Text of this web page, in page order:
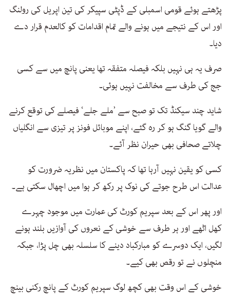
پڑھتے ہوئے قومی اسمبلی کے ڈپٹی سپیكر كی تین اپریل كی رولنگ
اور اس كے نتیجے میں ہونے والے تمام اقدامات كو كالعدم قرار دے
دیا۔
صرف یہ ہی نہیں بلكہ فیصلہ متفقہ تھا یعنی پانچ میں سے كسی
جج كی طرف سے مخالفت نہیں ہوئی۔
شاید چند سیكنڈ تک تو صبح سے ’ملے جلے‘ فیصلے كی توقع كرنے
والے گویا گنگ ہو كر رہ گئے، اپنے موبائل فونز پر تیزی سے انگلیاں
چلاتے صحافی بھی حیران نظر آئے۔
كسی كو یقین نہیں آرہا تھا كہ پاكستان میں نظریہ ضرورت كو
عدالت اس طرح جوتے كی نوک پر ركھ كر ہوا میں اچھال سكتی ہے۔
اور پھر اس كے بعد سپریم كورٹ كی عمارت میں موجود چہرے
كھل اٹھے اور ہر طرف سے خوشی كے نعروں كی آوازیں بلند ہونے
لگیں، ایک دوسرے كو مبارکباد دینے كا سلسلہ بھی چل پڑا، جبكہ
منچلوں نے تو رقص بھی كیے۔
خوشی كے اس وقت بھی كچھ لوگ سپریم كورٹ كے پانچ ركنی بینچ